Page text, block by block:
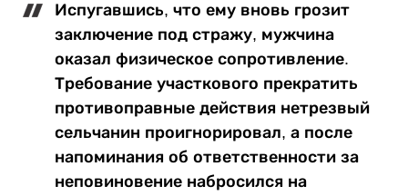
Испугавшись, что ему вновь грозит
заключение под стражу, мужчина
оказал физическое сопротивление.
Требование участкового прекратить
противоправные действия нетрезвый
сельчанин проигнорировал, а после
напоминания об ответственности за
неповиновение набросился на